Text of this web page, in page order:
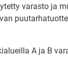
varasto ja
A ja B